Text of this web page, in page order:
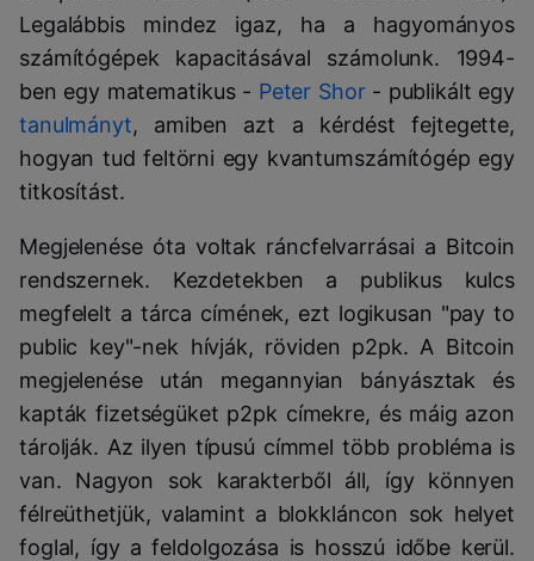
Legalábbis mindez igaz, ha a hagyományos
számítógépek kapacitásával számolunk. 1994-
ben egy matematikus - Peter Shor- publikált egy
tanulmányt, amiben azt a kérdést fejtegette,
hogyan tud feltörni egy kvantumszámítógép egy
titkosítást.
Megjelenése óta voltak ráncfelvarrásai a Bitcoin
rendszernek. Kezdetekben a publikus kulcs
megfelelt a tárca címének, ezt logikusan "pay to
public key"-nek hívják, röviden p2pk. A Bitcoin
megjelenése után megannyian bányásztak és
kapták fizetségüket p2pk címekre, és máig azon
tárolják. Az ilyen típusú címmel több probléma is
van. Nagyon sok karakterből áll, így könnyen
félreüthetjük, valamint a blokkláncon sok helyet
foglal, így a feldolgozása is hosszú időbe kerül.